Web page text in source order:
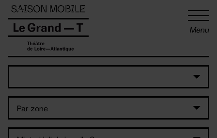
Menu
Panneau de gestion des cookies